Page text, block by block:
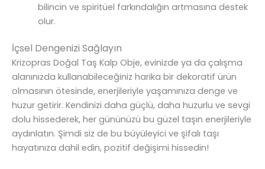
bilincin ve spiritüel farkındalığın artmasına destek
olur.
İçsel Dengenizi Sağlayın
Krizopras Doğal Taş Kalp Obje, evinizde ya da çalışma
alanınızda kullanabileceğiniz harika bir dekoratif ürün
olmasının ötesinde, enerjileriyle yaşamınıza denge ve
huzur getirir. Kendinizi daha güçlü, daha huzurlu ve sevgi
dolu hissederek, her gününüzü bu güzel taşın enerjileriyle
aydınlatın. Şimdi siz de bu büyüleyici ve şifalı taşı
hayatınıza dahil edin, pozitif değişimi hissedin!